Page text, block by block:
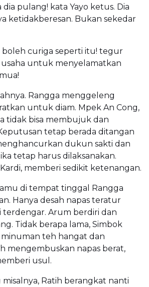
dia pulang! kata Yayo ketus. Dia
ketidakberesan. Bukan sekedar
boleh curiga seperti itu! tegur
usaha untuk menyelamatkan
Rangga menggeleng
untuk diam. Mpek An Cong,
tidak bisa membujuk dan
tetap berada ditangan
dukun sakti dan
tetap harus dilaksanakan.
memberi sedikit ketenangan.
di tempat tinggal Rangga
Hanya desah napas teratur
terdengar. Arum berdiri dan
Tidak berapa lama, Simbok
teh hangat dan
mengembuskan napas berat,
usul.
misalnya, Ratih berangkat nanti